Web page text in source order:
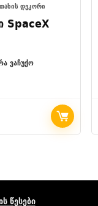
ᲓᲔᲙᲝᲠᲘ
SpaceX
ვაჩუქო
წესები